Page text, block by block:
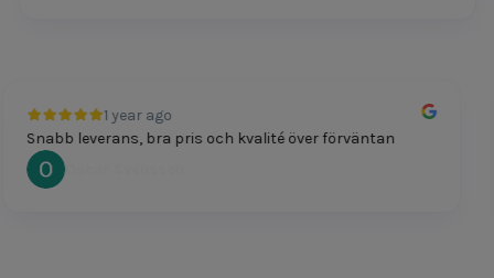
1 year ago
Snabb leverans, bra pris och kvalité över förväntan
Oscar Svensson